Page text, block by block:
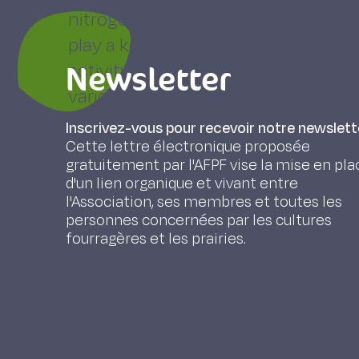
nitrogen cycle and its relationship
play a key role; the nitrogen cycle
activity of soil bacteria. Here, we
various biological, chemical, and
the soil. It is thus possible to
practices, such as limiting or
temporary pastures in rotations,
as part of the rotation cycle. One
approach that promotes the
soil's biological functions.
Newsletter
Inscrivez-vous pour recevoir notre
Cette lettre électronique proposée
gratuitement par l'AFPF vise la mise en
d'un lien organique et vivant entre
l'Association, ses membres et toutes les
personnes concernées par les cultures
fourragères et les prairies.